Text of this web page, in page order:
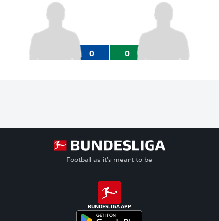
0 0
Football as it's meant to be
BUNDESLIGA APP